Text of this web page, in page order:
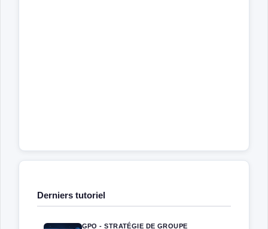
Derniers tutoriel
GPO - STRATÉGIE DE GROUPE